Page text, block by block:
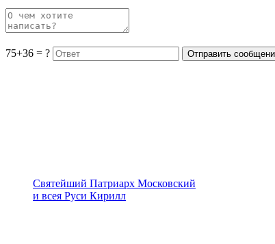
75+36 = ?
Святейший Патриарх Московский
и всея Руси Кирилл